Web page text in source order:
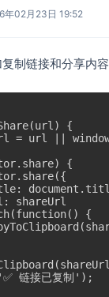
年02月23日 19:52
制链接和分享内容
{